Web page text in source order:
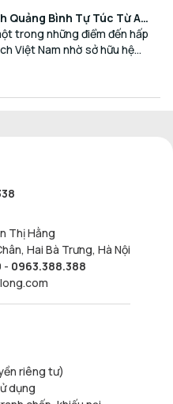
Quảng Bình Tự Túc Từ A
trong những điểm đến hấp
Việt Nam nhờ sở hữu hệ
những bãi biển hoang sơ và
sắc.
Thị Hằng
Hai Bà Trưng, Hà Nội
- 0963.388.388
riêng tư)
dụng